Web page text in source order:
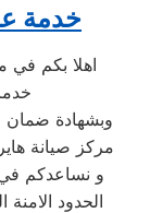
خدمة
وبشهادة ضمان
مركز صيانة
و نساعدكم في
الحدود الامنة